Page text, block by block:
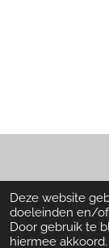
Deze website
doeleinden en/
Door gebruik te
hiermee akkoord.
© 2022 - 2026
Powered by